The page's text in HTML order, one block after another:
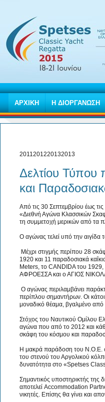
ΑΡΧΙΚΗ Η ΔΙΟΡΓΑΝΩΣΗ
2011201220132013
Δελτίου Τύπου
και
Από τις 30 Σεπτεμβρίου έως
«Διεθνή Αγώνα Κλασσικών
τη συμμετοχή μερικών από τα
Ο αγώνας τελεί υπό την
Μέχρι στιγμής περίπου 28
1920 και 11 παραδοσιακά
Meters, το CANDIDA του
ΑΦΡΟΕΣΣΑ και ο ΑΓΙΟΣ
Ο αγώνας περιλαμβάνει
περίπλου σημαντήρων. Οι
μοναδικό θέαμα, βγαλμένο από
Στόχος του Ναυτικού Ομίλου
αγώνα που από το 2012 και
σκάφη του κόσμου και
Η μακρά παράδοση του Ν.Ο.Ε.
του στενού του Αργολικού
δυνατότητα στο «Spetses
Σημαντικός υποστηρικτής
αποτελεί Accommodation
νικητές. Επίσης θα γίνει και